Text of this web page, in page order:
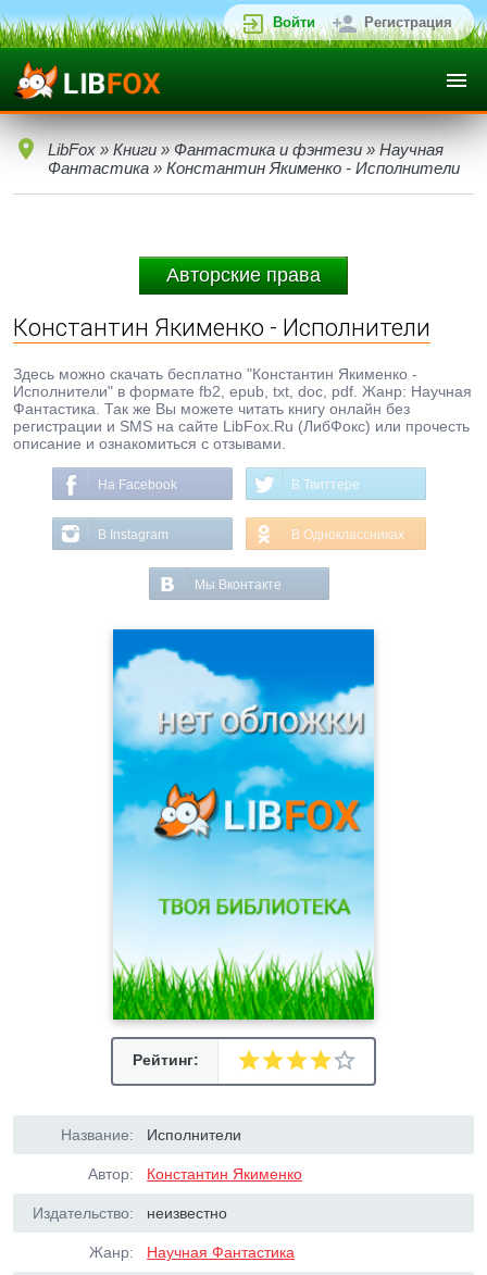
Войти Регистрация
LibFox » Книги » Фантастика и фэнтези » Научная
Фантастика » Константин Якименко - Исполнители
Авторские права
Константин Якименко - Исполнители
Здесь можно скачать бесплатно "Константин Якименко -
Исполнители" в формате fb2, epub, txt, doc, pdf. Жанр: Научная
Фантастика. Так же Вы можете читать книгу онлайн без
регистрации и SMS на сайте LibFox.Ru (ЛибФокс) или прочесть
описание и ознакомиться с отзывами.
На Facebook В Твиттере
В Instagram В Одноклассниках
Мы Вконтакте
Рейтинг:
Название: Исполнители
Автор: Константин Якименко
Издательство: неизвестно
Жанр: Научная Фантастика